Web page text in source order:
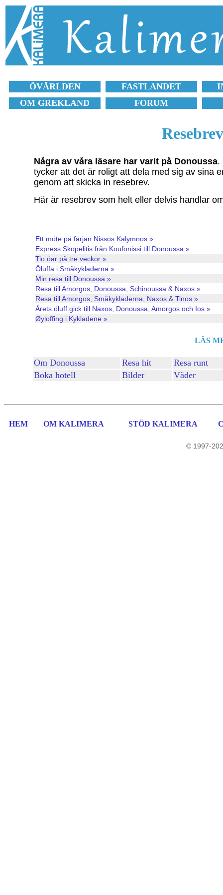
ÖVÄRLDEN FASTLANDET
OM GREKLAND
FORUM
Några av våra läsare har varit på Donoussa.
tycker att det är roligt att dela med sig av sina
genom att skicka in resebrev.
Här är resebrev som helt eller delvis handlar
Ett möte på färjan Nissos Kalymnos »
Express Skopelitis från Koufonissi till Donoussa »
Tio öar på tre veckor »
Öluffa i Småkykladerna »
Min resa till Donoussa »
Resa till Amorgos, Donoussa, Schinoussa & Naxos »
Resa till Amorgos, Småkykladerna, Naxos & Tinos »
Årets öluff gick till Naxos, Donoussa, Amorgos och Ios »
Øyloffing i Kykladene »
LÄS
Om Donoussa Resa hit
Resa runt
Boka hotell
Bilder Väder
HEM OM KALIMERA STÖD KALIMERA
© 1997-